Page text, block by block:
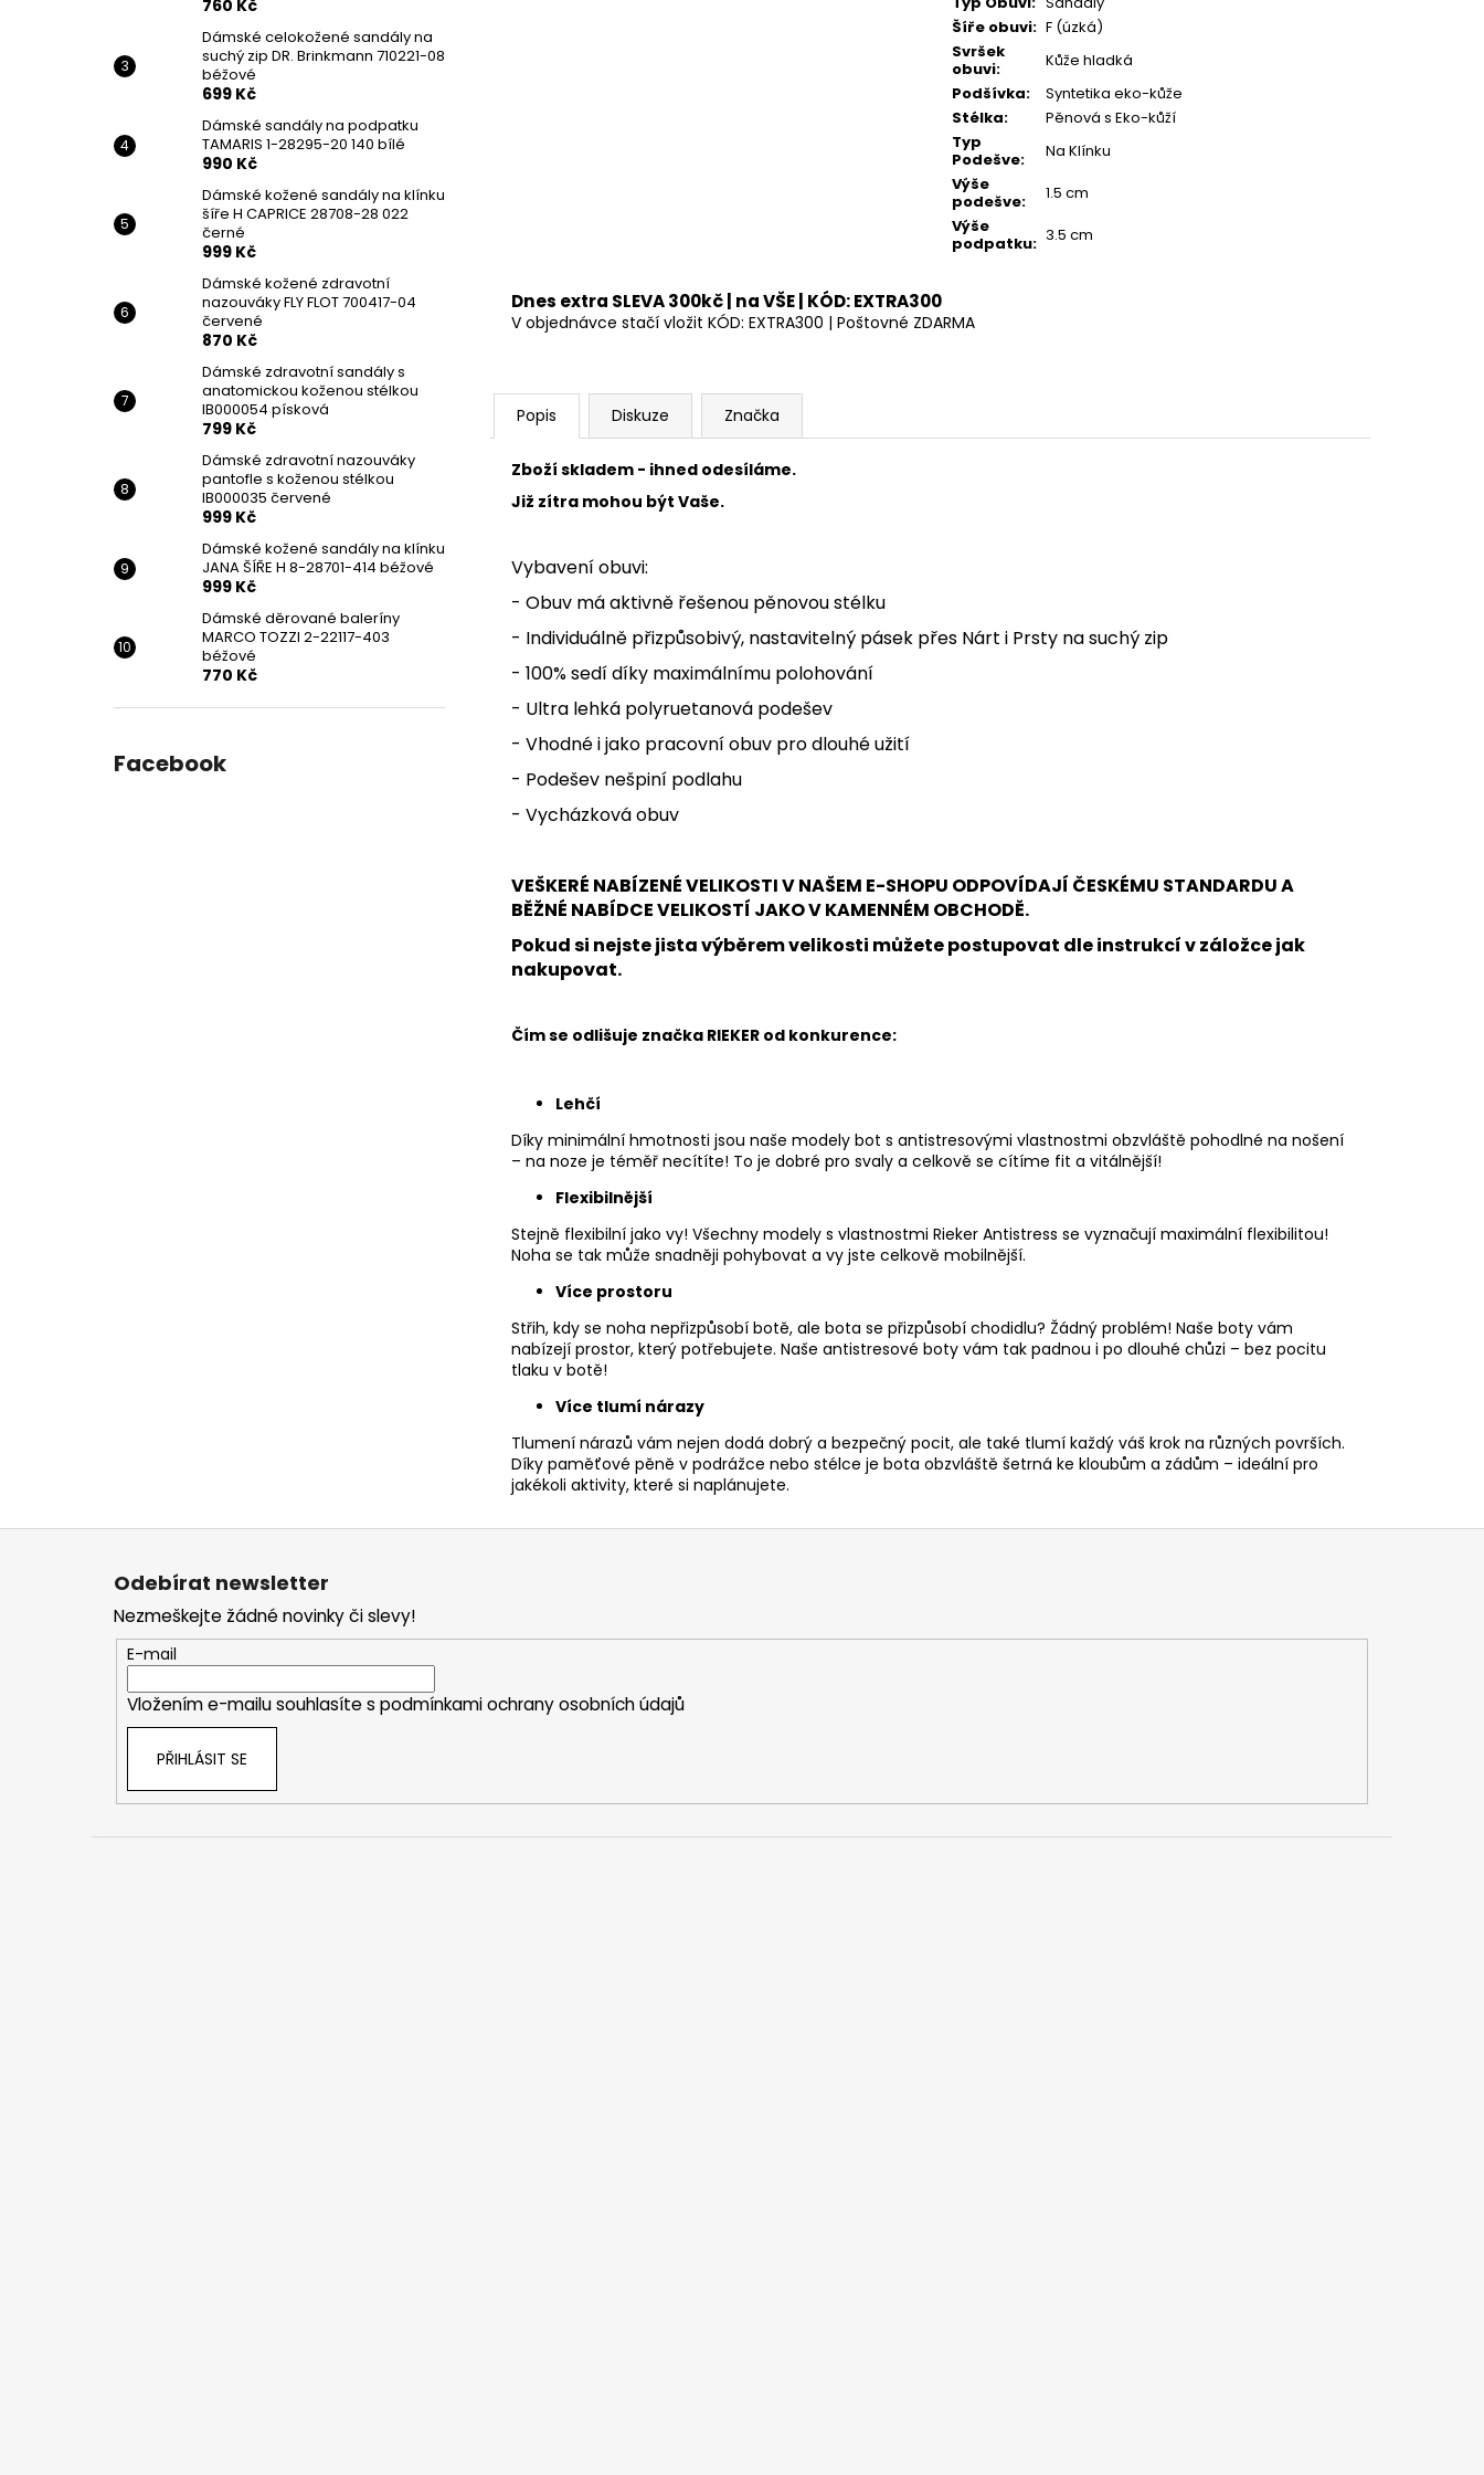
760 Kč
Dámské celokožené sandály na
suchý zip DR. Brinkmann 710221-08
béžové
699 Kč
Dámské sandály na podpatku
TAMARIS 1-28295-20 140 bílé
990 Kč
Dámské kožené sandály na klínku
šíře H CAPRICE 28708-28 022
černé
999 Kč
Dámské kožené zdravotní
nazouváky FLY FLOT 700417-04
červené
870 Kč
Dámské zdravotní sandály s
anatomickou koženou stélkou
IB000054 písková
799 Kč
Dámské zdravotní nazouváky
pantofle s koženou stélkou
IB000035 červené
999 Kč
Dámské kožené sandály na klínku
JANA ŠÍŘE H 8-28701-414 béžové
999 Kč
Dámské děrované baleríny
MARCO TOZZI 2-22117-403
béžové
770 Kč
Facebook
Šíře obuvi: F (úzká)
Svršek
obuvi:
Kůže hladká
Podšívka:
Syntetika eko-kůže
Stélka:
Pěnová s Eko-kůží
Typ
Podešve:
Na Klínku
Výše
podešve:
1.5 cm
Výše
podpatku: 3.5 cm
Dnes extra SLEVA 300kč | na VŠE | KÓD: EXTRA300
V objednávce stačí vložit KÓD: EXTRA300 | Poštovné ZDARMA
Popis Diskuze Značka
Zboží skladem - ihned odesíláme.
Již zítra mohou být Vaše.
Vybavení obuvi:
- Obuv má aktivně řešenou pěnovou stélku
- Individuálně přizpůsobivý, nastavitelný pásek přes Nárt i Prsty na suchý zip
- 100% sedí díky maximálnímu polohování
- Ultra lehká polyruetanová podešev
- Vhodné i jako pracovní obuv pro dlouhé užití
- Podešev nešpiní podlahu
- Vycházková obuv
VEŠKERÉ NABÍZENÉ VELIKOSTI V NAŠEM E-SHOPU ODPOVÍDAJÍ ČESKÉMU STANDARDU A
BĚŽNÉ NABÍDCE VELIKOSTÍ JAKO V KAMENNÉM OBCHODĚ.
Pokud si nejste jista výběrem velikosti můžete postupovat dle instrukcí v záložce jak
nakupovat.
Čím se odlišuje značka RIEKER od konkurence:
Lehčí
Díky minimální hmotnosti jsou naše modely bot s antistresovými vlastnostmi obzvláště pohodlné na nošení
– na noze je téměř necítíte! To je dobré pro svaly a celkově se cítíme fit a vitálnější!
Flexibilnější
Stejně flexibilní jako vy! Všechny modely s vlastnostmi Rieker Antistress se vyznačují maximální flexibilitou!
Noha se tak může snadněji pohybovat a vy jste celkově mobilnější.
Více prostoru
Střih, kdy se noha nepřizpůsobí botě, ale bota se přizpůsobí chodidlu? Žádný problém! Naše boty vám
nabízejí prostor, který potřebujete. Naše antistresové boty vám tak padnou i po dlouhé chůzi – bez pocitu
tlaku v botě!
Více tlumí nárazy
Tlumení nárazů vám nejen dodá dobrý a bezpečný pocit, ale také tlumí každý váš krok na různých površích.
Díky paměťové pěně v podrážce nebo stélce je bota obzvláště šetrná ke kloubům a zádům – ideální pro
jakékoli aktivity, které si naplánujete.
Z
Odebírat newsletter
Nezmeškejte žádné novinky či slevy!
E-mail
Vložením e-mailu souhlasíte s podmínkami ochrany osobních údajů
PŘIHLÁSIT SE